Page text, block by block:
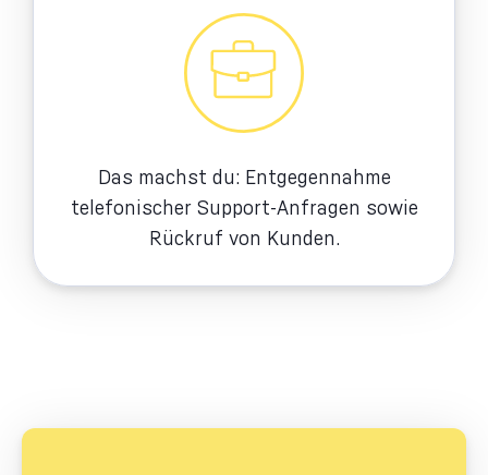
Das machst du: Entgegennahme
telefonischer Support-Anfragen sowie
Rückruf von Kunden.